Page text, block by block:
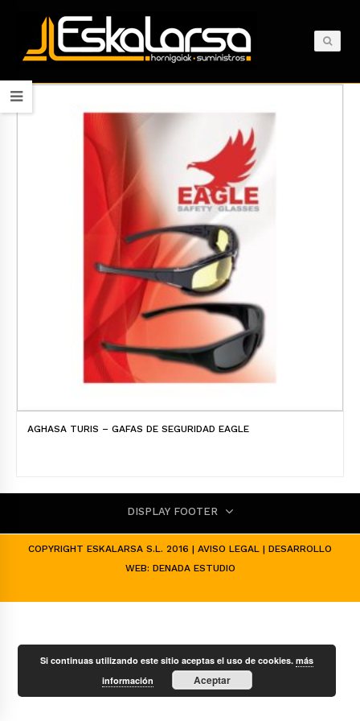
AGHASA TURIS – GAFAS DE SEGURIDAD EAGLE
DISPLAY FOOTER
COPYRIGHT ESKALARSA S.L. 2016 | AVISO LEGAL | DESARROLLO
WEB: DENADA ESTUDIO
Si continuas utilizando este sitio aceptas el uso de cookies.más
información
Aceptar